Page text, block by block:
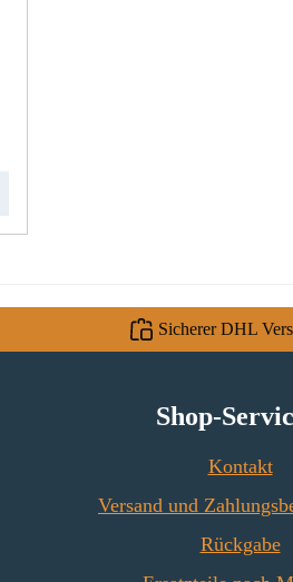
Sicherer DHL
Shop-
Kontakt
Versand und
Rückgabe